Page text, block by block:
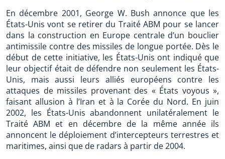
En décembre 2001, George W. Bush annonce que les
États-Unis vont se retirer du Traité ABM pour se lancer
dans la construction en Europe centrale d’un bouclier
antimissile contre des missiles de longue portée. Dès le
début de cette initiative, les États-Unis ont indiqué que
leur objectif était de défendre non seulement les États-
Unis, mais aussi leurs alliés européens contre les
attaques de missiles provenant des « États voyous »,
faisant allusion à l’Iran et à la Corée du Nord. En juin
2002, les États-Unis abandonnent unilatéralement le
Traité ABM et en décembre de la même année ils
annoncent le déploiement d’intercepteurs terrestres et
maritimes, ainsi que de radars à partir de 2004.